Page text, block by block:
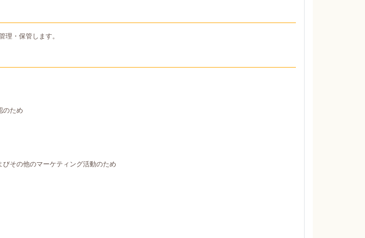
理・保管します。
のため
その他のマーケティング活動のため